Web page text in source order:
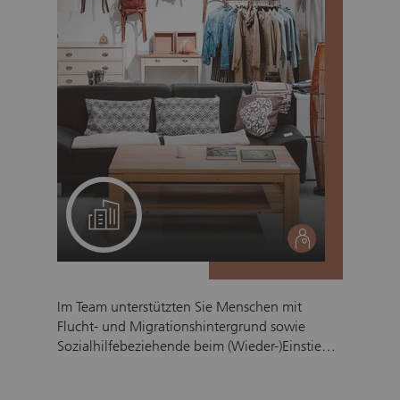
unkompliziert und mit viel Herz.
Ein Projekt für Ihr Team
social
Im Team unterstützten Sie Menschen mit
Flucht- und Migrationshintergrund sowie
Sozialhilfebeziehende beim (Wieder-)Einstieg